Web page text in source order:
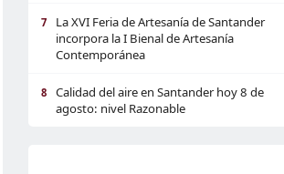
7
La XVI Feria de Artesanía de Santander
incorpora la I Bienal de Artesanía
Contemporánea
8
Calidad del aire en Santander hoy 8 de
agosto: nivel Razonable